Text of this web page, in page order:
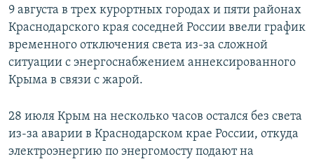
9 августа в трех курортных городах и пяти районах
Краснодарского края соседней России ввели график
временного отключения света из-за сложной
ситуации с энергоснабжением аннексированного
Крыма в связи с жарой.
28 июля Крым на несколько часов остался без света
из-за аварии в Краснодарском крае России, откуда
электроэнергию по энергомосту подают на